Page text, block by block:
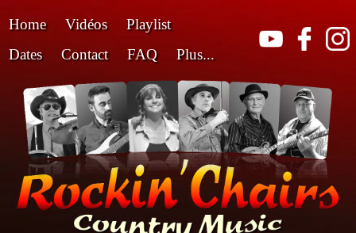
Home Vidéos
Playlist
Dates
Contact FAQ Plus...